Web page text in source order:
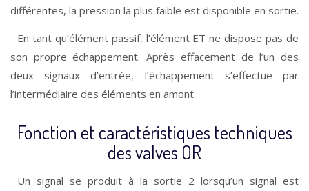
différentes, la pression la plus faible est disponible en sortie.
En tant qu’élément passif, l’élément ET ne dispose pas de
son propre échappement. Après effacement de l’un des
deux signaux d’entrée, l’échappement s’effectue par
l’intermédiaire des éléments en amont.
Fonction et caractéristiques techniques
des valves OR
Un signal se produit à la sortie 2 lorsqu’un signal est